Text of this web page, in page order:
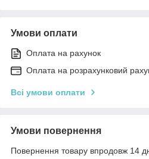
Умови оплати
Оплата на рахунок
Оплата на розрахунковий
Всі умови оплати
Умови повернення
Повернення товару впродовж 14